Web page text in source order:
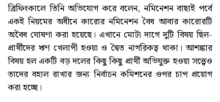
ব্রিফিংকালে তিনি অভিযোগ করে বলেন, নমিনেশন বাছাই পর্বে
একই নিয়মের অধীনে কারোর নমিনেশন বৈধ আবার কারোরটি
অবৈধ ঘোষণা করা হয়েছে। এখানে মোটা দাগে দুটি বিষয় ছিল-
প্রার্থীদের ঋণ খেলাপী হওয়া ও দ্বৈত নাগরিকত্ব থাকা। আশঙ্কার
বিষয় হল একটি বড় দলের কিছু কিছু প্রার্থী অভিযুক্ত হওয়া সত্ত্বেও
তাদের বহাল রাখার জন্য নির্বাচন কমিশনের ওপর চাপ প্রয়োগ
করা হচ্ছে।